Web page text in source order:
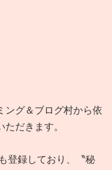
ング＆ブログ村から依
ただきます。
登録しており、〝秘